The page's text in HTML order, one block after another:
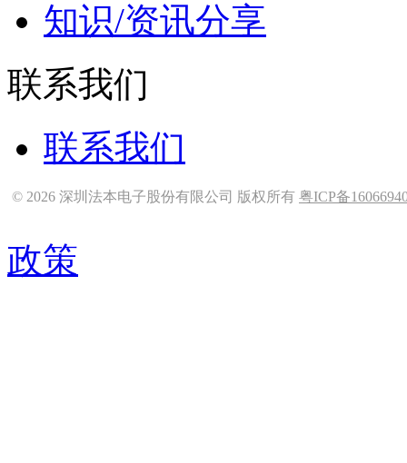
知识/资讯分享
联系我们
联系我们
© 2026 深圳法本电子股份有限公司 版权所有 粤ICP备
政策